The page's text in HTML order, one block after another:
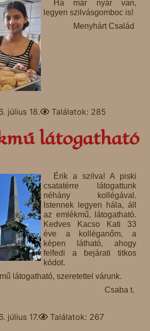
Ha már nyár van,
legyen szilvásgomboc is!
Menyhárt Család
július 18. Találatok: 285
látogatható
Érik a szilva! A piski
csatatérre látogattunk
néhány kollégával.
Istennek legyen hála, áll
az emlékmű, látogatható.
Kedves Kacso Kati 33
éve a kolléganőm, a
képen látható, ahogy
felfedi a bejárati titkos
kódot.
látogatható, szeretettel várunk.
Csaba t.
július 17. Találatok: 267